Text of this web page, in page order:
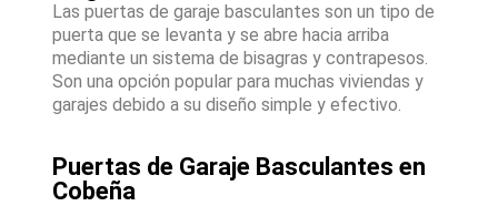
Las puertas de garaje basculantes son un tipo de
puerta que se levanta y se abre hacia arriba
mediante un sistema de bisagras y contrapesos.
Son una opción popular para muchas viviendas y
garajes debido a su diseño simple y efectivo.
Puertas de Garaje Basculantes en
Cobeña